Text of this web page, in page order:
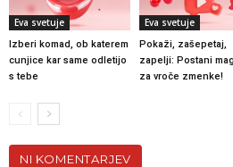
Eva svetuje
Izberi komad, ob katerem
cunjice kar same odletijo
s tebe
Eva svetuje
Pokaži, zašepetaj,
zapelji: Postani
za vroče zmenke!
NI KOMENTARJEV